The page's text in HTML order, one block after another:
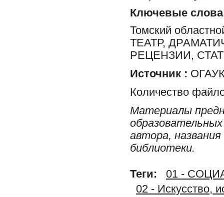
Ключевые слова
Томский
ТЕАТР,
РЕЦЕНЗИИ,
Источник :
Количество
Материалы
автора,
библиотеки.
Теги:
01 -
02 - Искусство,